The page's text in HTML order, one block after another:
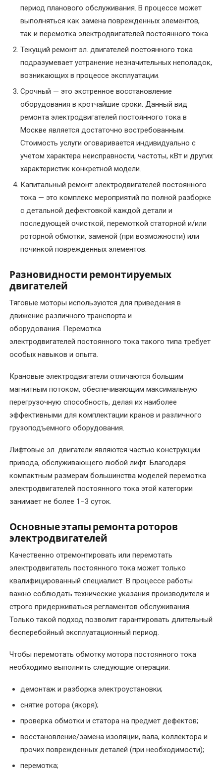
под
подшипник
вала
Диагностика
электродвигателей
Замена
подшипников
в
электродвигателях
электрических
двигателей
Комплектующие
и
запчасти
по
электрооборудованию
Перемотка
коллекторных
электродвигателей
Перемотка
электродвигателя
Перемотка
однофазного
электродвигателя
Перемотка
ротора
электродвигателя
Перемотка
электродвигателя
трансформаторов
альтернатива
покупке
новых
Перемотка
трехфазного
Перемотка
переменного
тока
электродвигателей
постоянного
тока
период планового обслуживания. В процессе может
выполняться как замена поврежденных элементов,
так и перемотка электродвигателей постоянного тока.
Текущий ремонт эл. двигателей постоянного тока
подразумевает устранение незначительных неполадок,
возникающих в процессе эксплуатации.
Срочный — это экстренное восстановление
оборудования в кротчайшие сроки. Данный вид
ремонта электродвигателей постоянного тока в
Москве является достаточно востребованным.
Стоимость услуги оговаривается индивидуально с
учетом характера неисправности, частоты, кВт и других
характеристик конкретной модели.
Капитальный ремонт электродвигателей постоянного
тока — это комплекс мероприятий по полной разборке
с детальной дефектовкой каждой детали и
последующей очисткой, перемоткой статорной и/или
роторной обмотки, заменой (при возможности) или
починкой поврежденных элементов.
Разновидности ремонтируемых
двигателей
Тяговые моторы используются для приведения в
движение различного транспорта и
оборудования. Перемотка
электродвигателей постоянного тока такого типа требует
особых навыков и опыта.
Крановые электродвигатели отличаются большим
магнитным потоком, обеспечивающим максимальную
перегрузочную способность, делая их наиболее
эффективными для комплектации кранов и различного
грузоподъемного оборудования.
Лифтовые эл. двигатели являются частью конструкции
привода, обслуживающего любой лифт. Благодаря
компактным размерам большинства моделей перемотка
электродвигателей постоянного тока этой категории
занимает не более 1–3 суток.
Основные этапы ремонта роторов
электродвигателей
Качественно отремонтировать или перемотать
электродвигатель постоянного тока может только
квалифицированный специалист. В процессе работы
важно соблюдать технические указания производителя и
строго придерживаться регламентов обслуживания.
Только такой подход позволит гарантировать длительный
бесперебойный эксплуатационный период.
Чтобы перемотать обмотку мотора постоянного тока
необходимо выполнить следующие операции:
демонтаж и разборка электроустановки;
снятие ротора (якоря);
проверка обмотки и статора на предмет дефектов;
восстановление/замена изоляции, вала, коллектора и
прочих поврежденных деталей (при необходимости);
перемотка;